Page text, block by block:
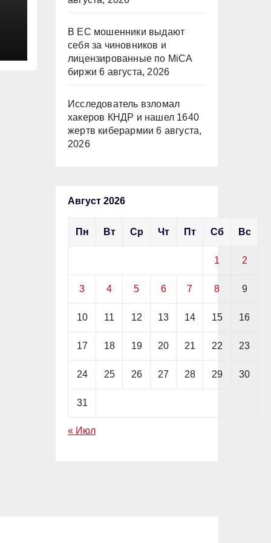
В ЕС мошенники выдают
себя за чиновников и
лицензированные по MiCA
биржи 6 августа, 2026
Исследователь взломал
хакеров КНДР и нашел 1640
жертв киберармии 6 августа,
2026
Август 2026
Пн Вт Ср Чт Пт Сб Вс
1 2
3 4 5 6 7 8 9
10 11 12 13 14 15 16
17 18 19 20 21 22 23
24 25 26 27 28 29 30
31
« Июл